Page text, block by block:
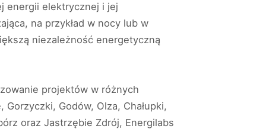
energii elektrycznej i jej
na przykład w nocy lub w
niezależność energetyczną
projektów w różnych
Godów, Olza, Chałupki,
oraz Jastrzębie Zdrój, Energilabs